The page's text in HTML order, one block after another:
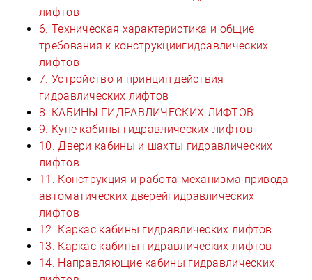
лифтов
6. Техническая характеристика и общие
требования к конструкциигидравлических
лифтов
7. Устройство и принцип действия
гидравлических лифтов
8. КАБИНЫ ГИДРАВЛИЧЕСКИХ ЛИФТОВ
9. Купе кабины гидравлических лифтов
10. Двери кабины и шахты гидравлических
лифтов
11. Конструкция и работа механизма привода
автоматических дверейгидравлических
лифтов
12. Каркас кабины гидравлических лифтов
13. Каркас кабины гидравлических лифтов
14. Направляющие кабины гидравлических